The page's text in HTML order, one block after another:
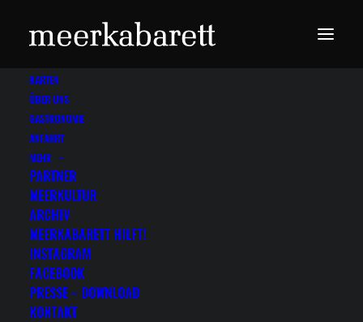
KARTEN
ÜBER UNS
GASTRONOMIE
ANFAHRT
MEHR
PARTNER
MEERKULTUR
ARCHIV
MEERKABARETT HILFT!
INSTAGRAM
FACEBOOK
PRESSE – DOWNLOAD
KONTAKT
Götz Alsmann
1998, 1999, 2000, 2001, 2002,
2003